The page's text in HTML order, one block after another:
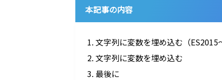
本記事の内容
1. 文字列に変数を埋め込む（ES2015
2. 文字列に変数を埋め込む
3. 最後に